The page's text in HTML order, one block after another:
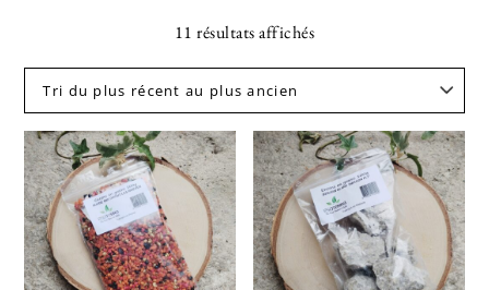
11 résultats affichés